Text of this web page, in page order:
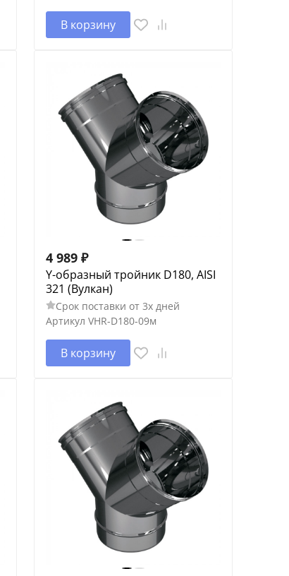
В корзину
4 989 ₽
Y-образный тройник D180, AISI
321 (Вулкан)
Срок поставки от 3х дней
Артикул VHR-D180-09м
В корзину